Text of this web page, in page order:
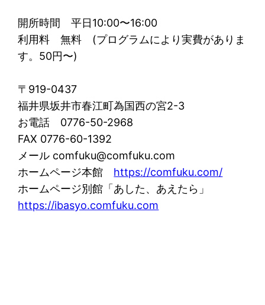
開所時間 平日10:00〜16:00
利用料 無料 (プログラムにより実費がありま
す。50円〜)
〒919-0437
福井県坂井市春江町為国西の宮2-3
お電話 0776-50-2968
FAX 0776-60-1392
メール comfuku@comfuku.com
ホームページ本館 https://comfuku.com/
ホームページ別館「あした、あえたら」
https://ibasyo.comfuku.com